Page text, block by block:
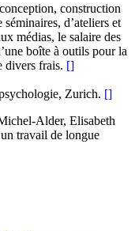
construction
d’ateliers et
médias, le salaire des
boîte à outils pour la
divers frais. []
Zurich. []
Alder, Elisabeth
travail de longue